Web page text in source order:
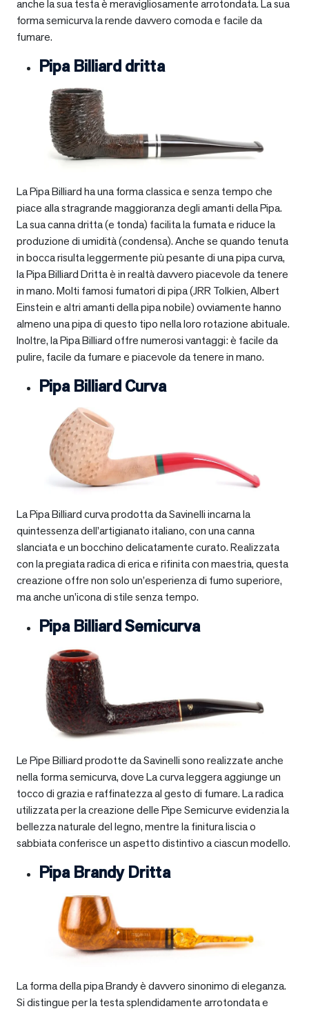
anche la sua testa è meravigliosamente arrotondata. La sua
forma semicurva la rende davvero comoda e facile da
fumare.
Pipa Billiard dritta
La Pipa Billiard ha una forma classica e senza tempo che
piace alla stragrande maggioranza degli amanti della Pipa.
La sua canna dritta (e tonda) facilita la fumata e riduce la
produzione di umidità (condensa). Anche se quando tenuta
in bocca risulta leggermente più pesante di una pipa curva,
la Pipa Billiard Dritta è in realtà davvero piacevole da tenere
in mano. Molti famosi fumatori di pipa (JRR Tolkien, Albert
Einstein e altri amanti della pipa nobile) ovviamente hanno
almeno una pipa di questo tipo nella loro rotazione abituale.
Inoltre, la Pipa Billiard offre numerosi vantaggi: è facile da
pulire, facile da fumare e piacevole da tenere in mano.
Pipa Billiard Curva
La Pipa Billiard curva prodotta da Savinelli incarna la
quintessenza dell’artigianato italiano, con una canna
slanciata e un bocchino delicatamente curato. Realizzata
con la pregiata radica di erica e rifinita con maestria, questa
creazione offre non solo un’esperienza di fumo superiore,
ma anche un’icona di stile senza tempo.
Pipa Billiard Semicurva
Le Pipe Billiard prodotte da Savinelli sono realizzate anche
nella forma semicurva, dove La curva leggera aggiunge un
tocco di grazia e raffinatezza al gesto di fumare. La radica
utilizzata per la creazione delle Pipe Semicurve evidenzia la
bellezza naturale del legno, mentre la finitura liscia o
sabbiata conferisce un aspetto distintivo a ciascun modello.
Pipa Brandy Dritta
La forma della pipa Brandy è davvero sinonimo di eleganza.
Si distingue per la testa splendidamente arrotondata e